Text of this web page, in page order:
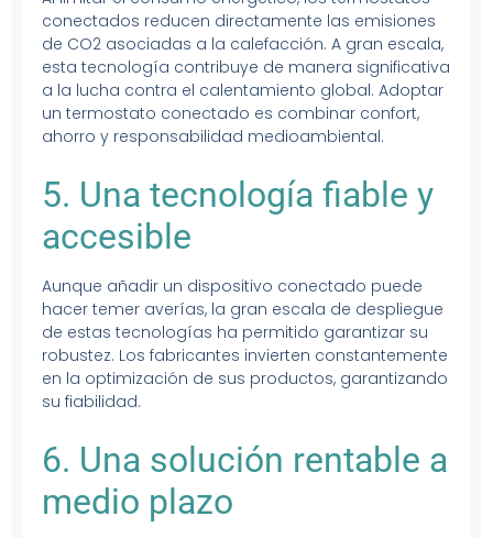
conectados reducen directamente las emisiones
de CO2 asociadas a la calefacción. A gran escala,
esta tecnología contribuye de manera significativa
a la lucha contra el calentamiento global. Adoptar
un termostato conectado es combinar confort,
ahorro y responsabilidad medioambiental.
5. Una tecnología fiable y
accesible
Aunque añadir un dispositivo conectado puede
hacer temer averías, la gran escala de despliegue
de estas tecnologías ha permitido garantizar su
robustez. Los fabricantes invierten constantemente
en la optimización de sus productos, garantizando
su fiabilidad.
6. Una solución rentable a
medio plazo